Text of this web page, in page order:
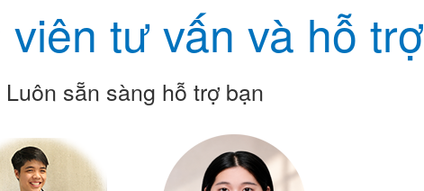
viên tư vấn và hỗ trợ
Luôn sẵn sàng hỗ trợ bạn